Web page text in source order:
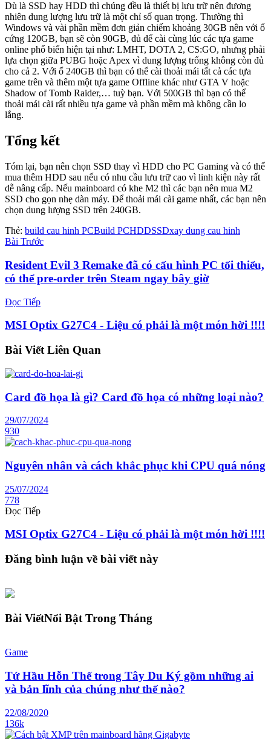
Dù là SSD hay HDD thì chúng đều là thiết bị lưu trữ nên đương
nhiên dung lượng lưu trữ là một chỉ số quan trọng. Thường thì
Windows và vài phần mềm đơn giản chiếm khoảng 30GB nên với ổ
cứng 120GB, bạn sẽ còn 90GB, đủ để cài cùng lúc các tựa game
online phổ biến hiện tại như: LMHT, DOTA 2, CS:GO, nhưng phải
lựa chọn giữa PUBG hoặc Apex vì dung lượng trống không còn đủ
cho cả 2. Với ổ 240GB thì bạn có thể cài thoải mái tất cả các tựa
game trên và thêm một tựa game Offline khác như GTA V hoặc
Shadow of Tomb Raider,… tuỳ bạn. Với 500GB thì bạn có thể
thoải mái cài rất nhiều tựa game và phần mềm mà không cần lo
lắng.
Tổng kết
Tóm lại, bạn nên chọn SSD thay vì HDD cho PC Gaming và có thể
mua thêm HDD sau nếu có nhu cầu lưu trữ cao vì linh kiện này rất
dễ nâng cấp. Nếu mainboard có khe M2 thì các bạn nên mua M2
SSD cho gọn nhẹ dàn máy. Để thoải mái cài game nhất, các bạn nên
chọn dung lượng SSD trên 240GB.
Thẻ: build cau hinh PCBuild PCHDDSSDxay dung cau hinh
Bài Trước
Resident Evil 3 Remake đã có cấu hình PC tối thiểu,
có thể pre-order trên Steam ngay bây giờ
Đọc Tiếp
MSI Optix G27C4 - Liệu có phải là một món hời !!!!
Bài Viết Liên Quan
Card đồ họa là gì? Card đồ họa có những loại nào?
29/07/2024
930
Nguyên nhân và cách khắc phục khi CPU quá nóng
25/07/2024
778
Đọc Tiếp
MSI Optix G27C4 - Liệu có phải là một món hời !!!!
Đăng bình luận về bài viết này
Bài ViếtNổi Bật Trong Tháng
Game
Tứ Hầu Hỗn Thế trong Tây Du Ký gồm những ai
và bản lĩnh của chúng như thế nào?
22/08/2020
136k